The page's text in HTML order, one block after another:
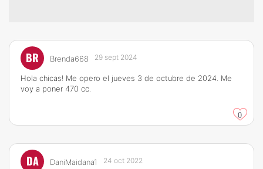
BR Brenda668 29 sept 2024
Hola chicas! Me opero el jueves 3 de octubre de 2024. Me
voy a poner 470 cc.
0
DA DaniMaidana1 24 oct 2022